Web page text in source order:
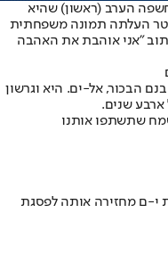
הערב (ראשון) שהיא
העלתה תמונה משפחתית
"אני אוהבת את האהבה
הבכור, אל-ים. היא וגרשון
שתשתפו אותנו
י-ם מחזירה אותה לפסגת